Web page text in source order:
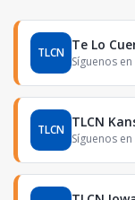
TLCN Te Lo
Síguenos
TLCN TLCN
Síguenos